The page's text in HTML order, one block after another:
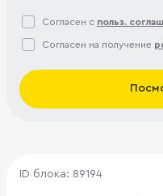
Согласен с польз.
Согласен на получение
ID блока: 89194